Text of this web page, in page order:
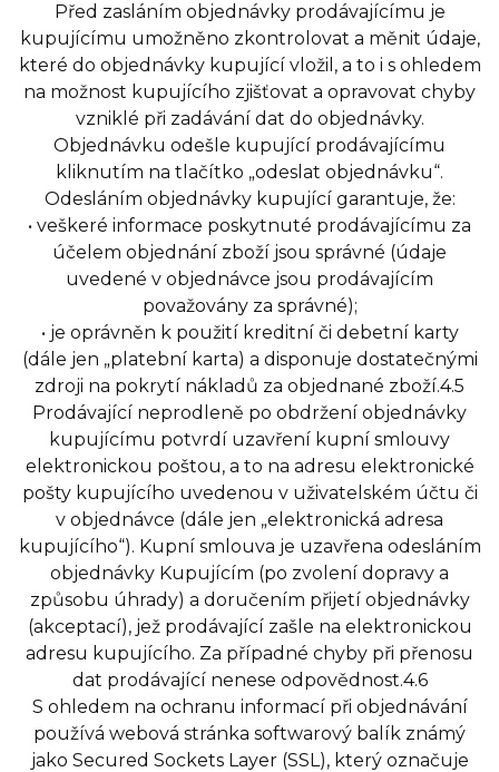
Před zasláním objednávky prodávajícímu je
kupujícímu umožněno zkontrolovat a měnit údaje,
které do objednávky kupující vložil, a to i s ohledem
na možnost kupujícího zjišťovat a opravovat chyby
vzniklé při zadávání dat do objednávky.
Objednávku odešle kupující prodávajícímu
kliknutím na tlačítko „odeslat objednávku“.
Odesláním objednávky kupující garantuje, že:
• veškeré informace poskytnuté prodávajícímu za
účelem objednání zboží jsou správné (údaje
uvedené v objednávce jsou prodávajícím
považovány za správné);
• je oprávněn k použití kreditní či debetní karty
(dále jen „platební karta) a disponuje dostatečnými
zdroji na pokrytí nákladů za objednané zboží.4.5
Prodávající neprodleně po obdržení objednávky
kupujícímu potvrdí uzavření kupní smlouvy
elektronickou poštou, a to na adresu elektronické
pošty kupujícího uvedenou v uživatelském účtu či
v objednávce (dále jen „elektronická adresa
kupujícího“). Kupní smlouva je uzavřena odesláním
objednávky Kupujícím (po zvolení dopravy a
způsobu úhrady) a doručením přijetí objednávky
(akceptací), jež prodávající zašle na elektronickou
adresu kupujícího. Za případné chyby při přenosu
dat prodávající nenese odpovědnost.4.6
S ohledem na ochranu informací při objednávání
používá webová stránka softwarový balík známý
jako Secured Sockets Layer (SSL), který označuje